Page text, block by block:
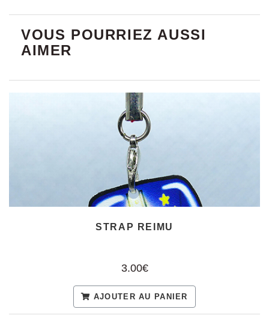
VOUS POURRIEZ AUSSI
AIMER
STRAP REIMU
3.00€
AJOUTER AU PANIER